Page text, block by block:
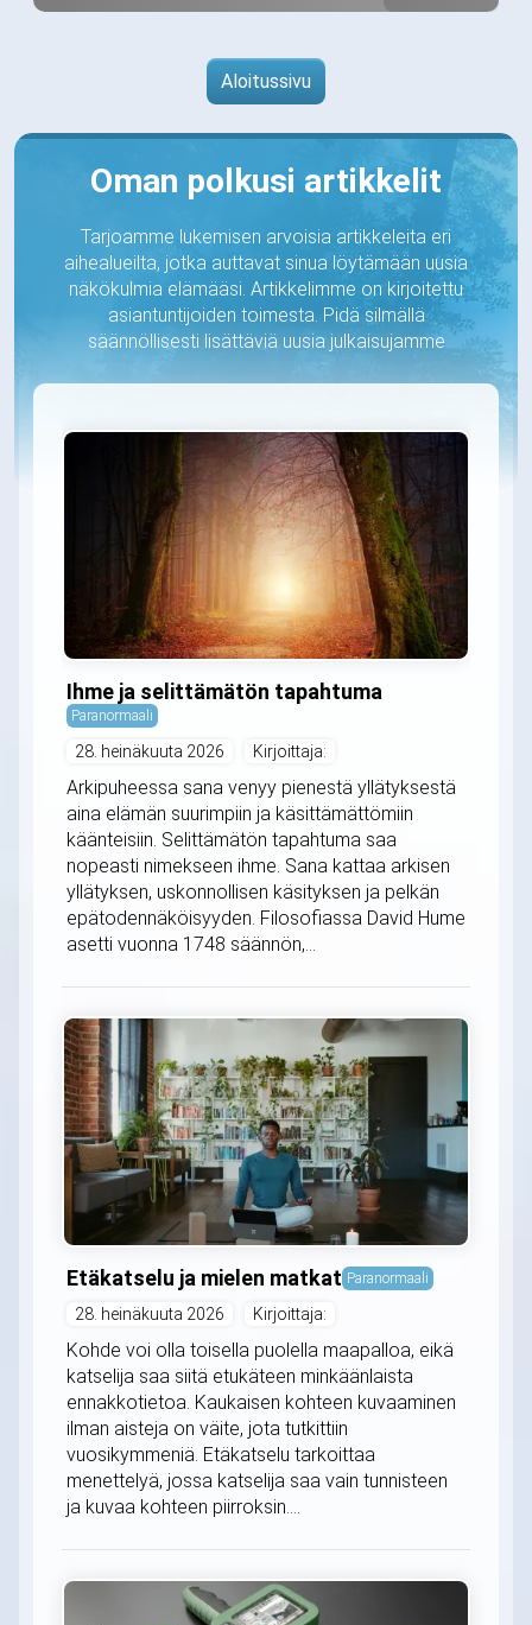
Aloitussivu
Oman polkusi artikkelit
Tarjoamme lukemisen arvoisia artikkeleita eri
aihealueilta, jotka auttavat sinua löytämään uusia
näkökulmia elämääsi. Artikkelimme on kirjoitettu
asiantuntijoiden toimesta. Pidä silmällä
säännöllisesti lisättäviä uusia julkaisujamme
Ihme ja selittämätön tapahtuma
Paranormaali
28. heinäkuuta 2026 Kirjoittaja:
Arkipuheessa sana venyy pienestä yllätyksestä
aina elämän suurimpiin ja käsittämättömiin
käänteisiin. Selittämätön tapahtuma saa
nopeasti nimekseen ihme. Sana kattaa arkisen
yllätyksen, uskonnollisen käsityksen ja pelkän
epätodennäköisyyden. Filosofiassa David Hume
asetti vuonna 1748 säännön,...
Etäkatselu ja mielen matkat Paranormaali
28. heinäkuuta 2026 Kirjoittaja:
Kohde voi olla toisella puolella maapalloa, eikä
katselija saa siitä etukäteen minkäänlaista
ennakkotietoa. Kaukaisen kohteen kuvaaminen
ilman aisteja on väite, jota tutkittiin
vuosikymmeniä. Etäkatselu tarkoittaa
menettelyä, jossa katselija saa vain tunnisteen
ja kuvaa kohteen piirroksin....